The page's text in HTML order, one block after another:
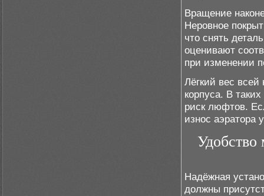
Вращение
Неровное
что снять
оценивают
при изменении
Лёгкий вес всей
корпуса. В
риск люфтов.
износ аэратора
Надёжная
должны